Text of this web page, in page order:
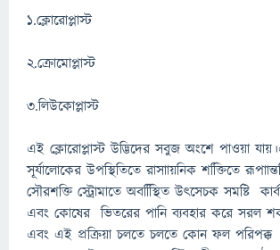
১.ক্লোরোপ্লাস্ট
২.ক্রোমোপ্লাস্ট
৩.লিউকোপ্লাস্ট
এই ক্লোরোপ্লাস্ট উদ্ভিদের সবুজ অংশে পাওয়া
সূর্যালোকের উপস্থিতিতে রাসাায়নিক শক্তিিতে
সৌরশক্তি স্ট্রোমাতে অবস্থিিিত উৎসেচক সমষ্টি
এবং কোষের ভিতরের পানি ব্যবহার করে সরল
এবং এই প্রক্রিয়া চলতে চলতে কোন ফল